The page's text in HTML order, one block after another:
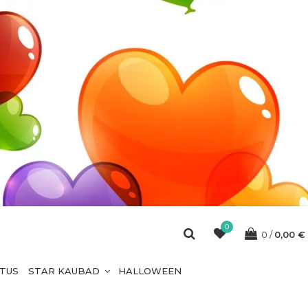
0
0 0,00 €
STAR KAUBAD HALLOWEEN